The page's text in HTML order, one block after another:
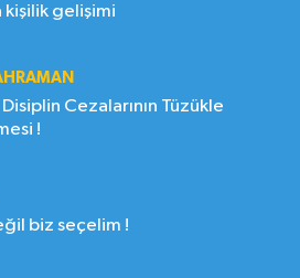
kişilik gelişimi
Cezalarının Tüzükle
!
biz seçelim !